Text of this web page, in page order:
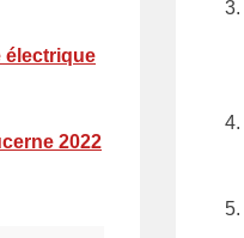
électrique
2022